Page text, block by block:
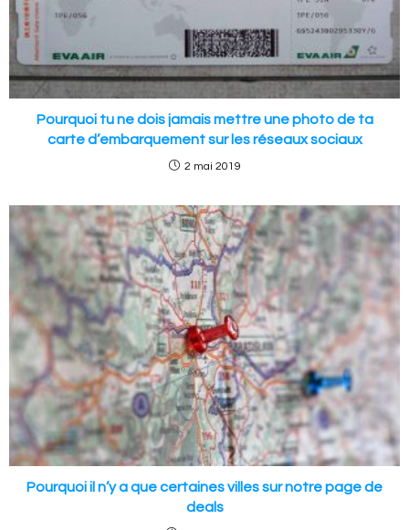
Pourquoi tu ne dois jamais mettre une photo de ta
carte d’embarquement sur les réseaux sociaux
2 mai 2019
Pourquoi il n’y a que certaines villes sur notre page de
deals